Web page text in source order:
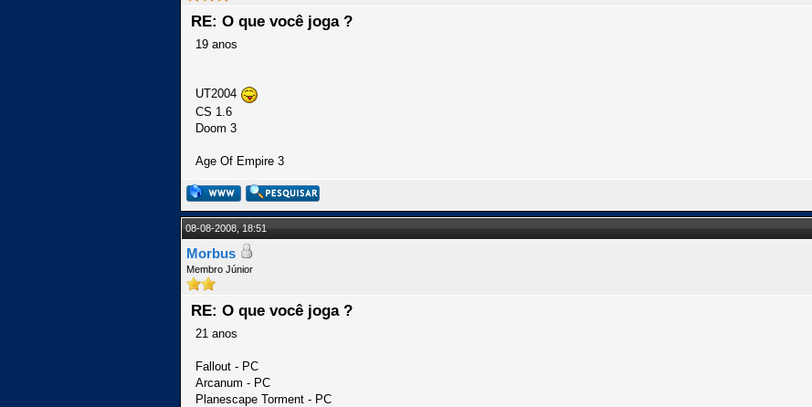
RE: O que você joga ?
19 anos
UT2004
CS 1.6
Doom 3
Age Of Empire 3
08-08-2008, 18:51
Morbus
Membro Júnior
RE: O que você joga ?
21 anos
Fallout - PC
Arcanum - PC
Planescape Torment - PC